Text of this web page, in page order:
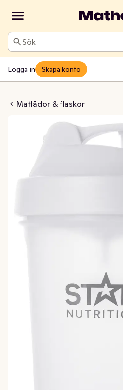
Sök
Logga in Skapa konto
Matlådor & flaskor
Vit